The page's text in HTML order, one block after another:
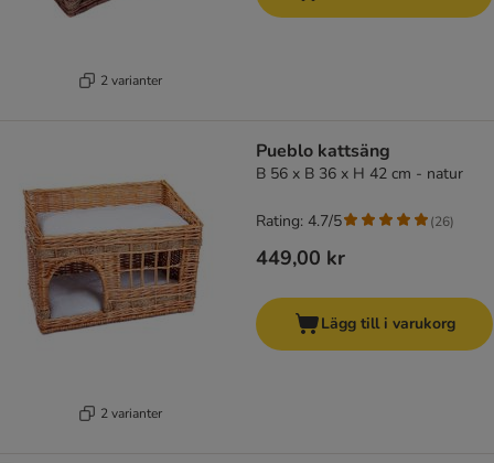
2 varianter
2 varianter
Pueblo kattsäng
B 56 x B 36 x H 42 cm - natur
449,00 kr
Rating: 4.7/5 (26)
Lägg till i varukorg